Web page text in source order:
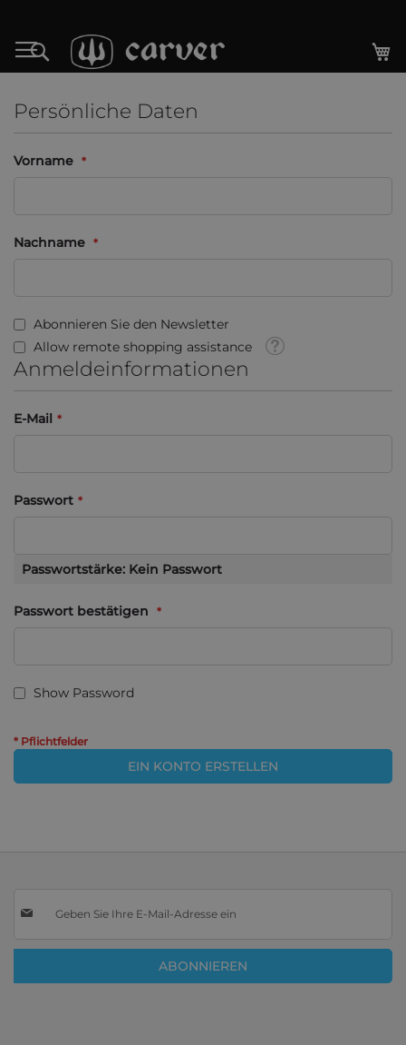
Inhalt
springen
Search
Persönliche Daten
Vorname
Nachname
Abonnieren Sie den Newsletter
Allow remote shopping assistance
Tooltip
Anmeldeinformationen
E-Mail
Passwort
Passwortstärke: Kein Passwort
Passwort bestätigen
Show Password
EIN KONTO ERSTELLEN
Sie
für
Newsletter
ABONNIEREN